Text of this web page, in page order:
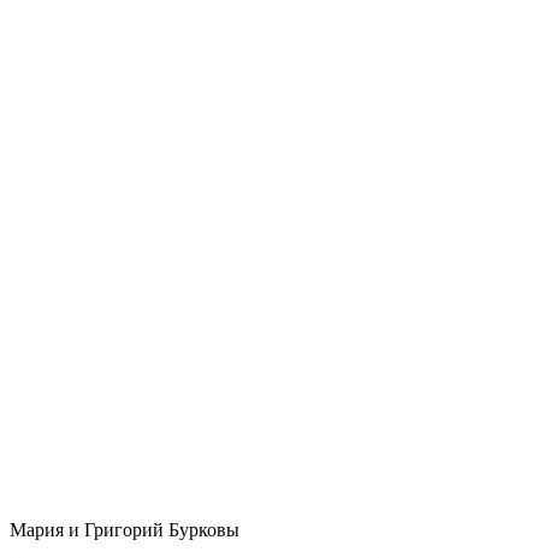
Мария и Григорий Бурковы